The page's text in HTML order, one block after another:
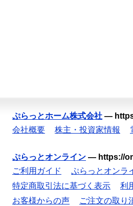
ぷらっとホーム株式会社 —
会社概要
株主・投資家情報
ぷらっとオンライン — https://
ご利用ガイド
ぷらっとオンラ
特定商取引法に基づく表示
利
お客様からの声
ご注文の取り